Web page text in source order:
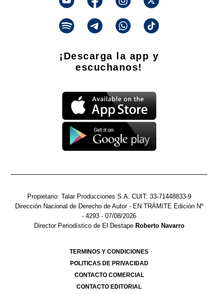
¡Descarga la app y
escuchanos!
Propietario: Talar Producciones S.A. CUIT: 33-71448833-9
Dirección Nacional de Derecho de Autor - EN TRÁMITE Edición Nº
- 4293 - 07/08/2026
Director Periodístico de El Destape Roberto Navarro
TERMINOS Y CONDICIONES
POLITICAS DE PRIVACIDAD
CONTACTO COMERCIAL
CONTACTO EDITORIAL